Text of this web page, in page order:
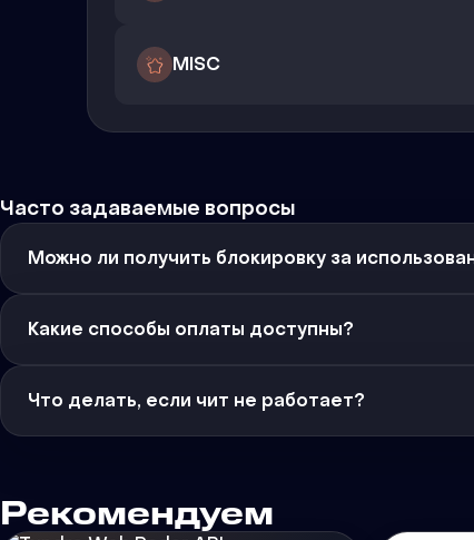
MISC
Часто задаваемые вопросы
Можно ли получить блокировку за
Какие способы оплаты доступны?
Что делать, если чит не работает?
Рекомендуем